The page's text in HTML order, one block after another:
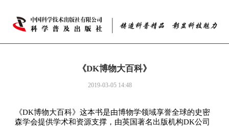
《DK博物大百科》
2019-03-05 14:48
《DK博物大百科》这本书是由博物学领域享誉全球的史密
森学会提供学术和资源支撑，由英国著名出版机构DK公司